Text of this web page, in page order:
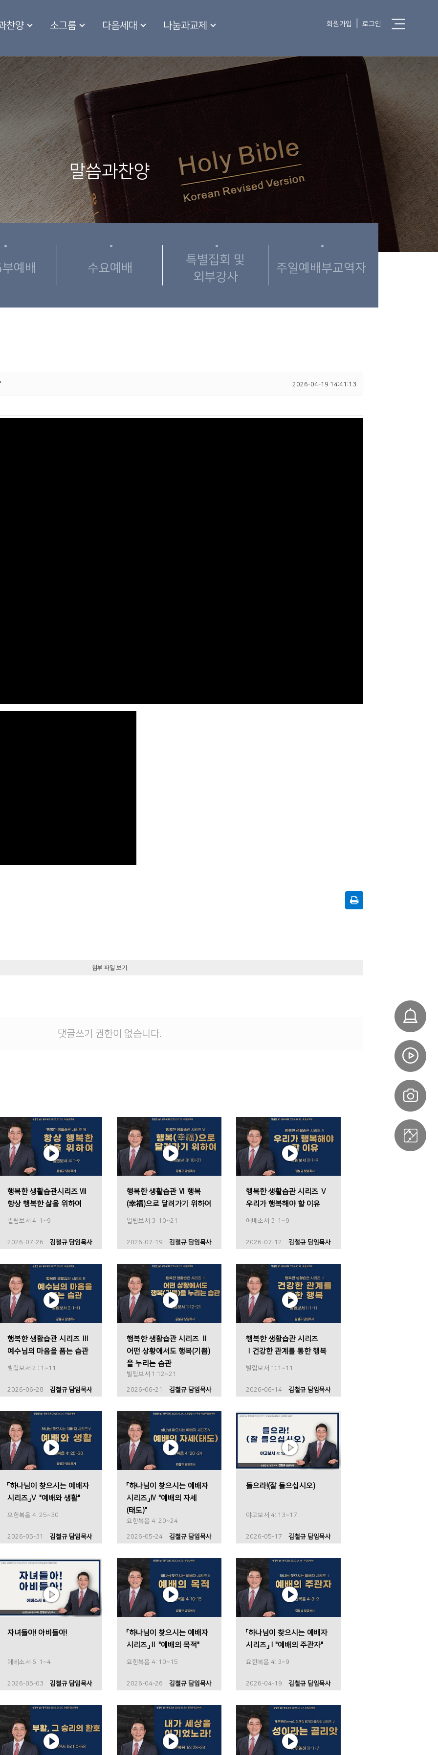
찬양 소그룹 다음세대 나눔과교제 회원가입 로그인
말씀과찬양
예배 수요예배
특별집회 및
외부강사
주일예배부교역자
2026-04-19 14:41:13
첨부 파일 보기
댓글쓰기 권한이 없습니다.
행복한 생활습관시리즈 Ⅶ
항상 행복한 삶을 위하여
빌립보서 4: 1~9
2026-07-26 김철규 담임목사
행복한 생활습관 Ⅵ 행복
(幸福)으로 달려가기 위하여
빌립보서 3: 10~21
2026-07-19 김철규 담임목사
행복한 생활습관 시리즈 Ⅴ
우리가 행복해야 할 이유
에베소서 3: 1~9
2026-07-12 김철규 담임목사
행복한 생활습관 시리즈 Ⅲ
예수님의 마음을 품는 습관
빌립보서 2 : 1~11
2026-06-28 김철규 담임목사
행복한 생활습관 시리즈 Ⅱ
어떤 상황에서도 행복(기쁨)
을 누리는 습관
빌립보서 1:12~21
2026-06-21 김철규 담임목사
행복한 생활습관 시리즈
Ⅰ건강한 관계를 통한 행복
빌립보서 1: 1~11
2026-06-14 김철규 담임목사
「하나님이 찾으시는 예배자
시리즈」Ⅴ "예배와 생활"
요한복음 4: 25~30
2026-05-31 김철규 담임목사
「하나님이 찾으시는 예배자
시리즈」Ⅳ "예배의 자세
(태도)"
요한복음 4: 20~24
2026-05-24 김철규 담임목사
들으라!(잘 들으십시오)
야고보서 4: 13~17
2026-05-17 김철규 담임목사
자녀들아! 아비들아!
에베소서 6: 1~4
2026-05-03 김철규 담임목사
「하나님이 찾으시는 예배자
시리즈」Ⅱ "예배의 목적"
요한복음 4: 10~15
2026-04-26 김철규 담임목사
「하나님이 찾으시는 예배자
시리즈」Ⅰ"예배의 주관자"
요한복음 4: 3~9
2026-04-19 김철규 담임목사